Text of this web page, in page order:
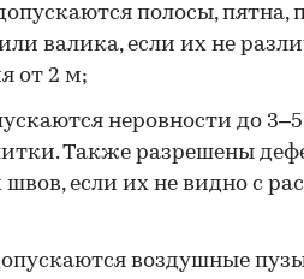
полосы, пятна,
валика, если их не
от 2 м;
неровности до
Также разрешены
если их не видно с
воздушные